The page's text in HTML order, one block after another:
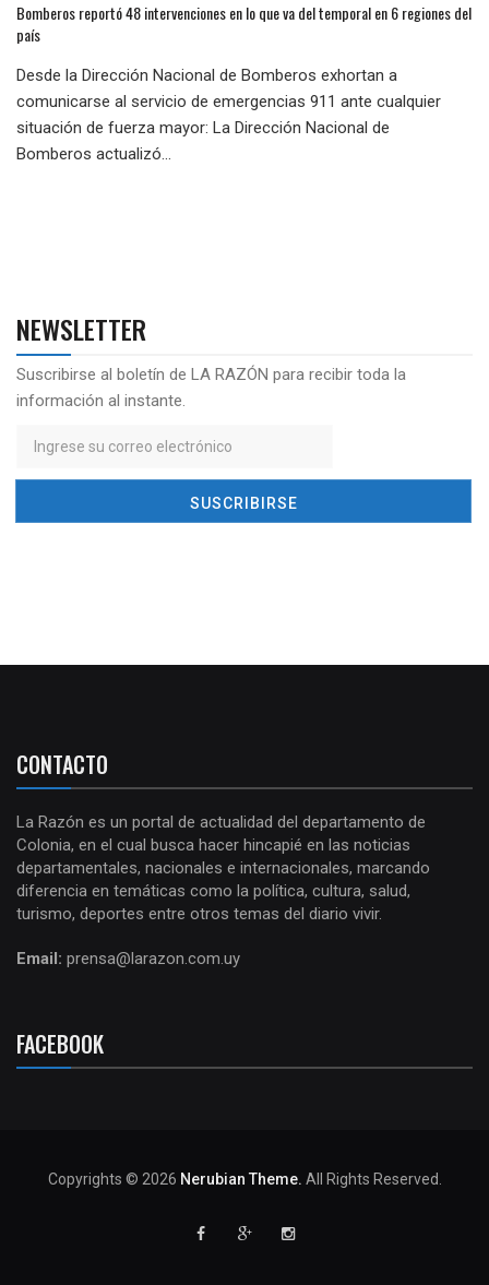
Bomberos reportó 48 intervenciones en lo que va del temporal en 6 regiones del
país
Desde la Dirección Nacional de Bomberos exhortan a
comunicarse al servicio de emergencias 911 ante cualquier
situación de fuerza mayor: La Dirección Nacional de
Bomberos actualizó...
NEWSLETTER
Suscribirse al boletín de LA RAZÓN para recibir toda la
información al instante.
CONTACTO
La Razón es un portal de actualidad del departamento de
Colonia, en el cual busca hacer hincapié en las noticias
departamentales, nacionales e internacionales, marcando
diferencia en temáticas como la política, cultura, salud,
turismo, deportes entre otros temas del diario vivir.
Email: prensa@larazon.com.uy
FACEBOOK
Copyrights © 2026 Nerubian Theme. All Rights Reserved.